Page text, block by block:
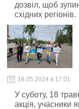
дозвіл, щоб
східних регіонів.
18.05.2024 в 17:01
У суботу, 18
акція, учасники